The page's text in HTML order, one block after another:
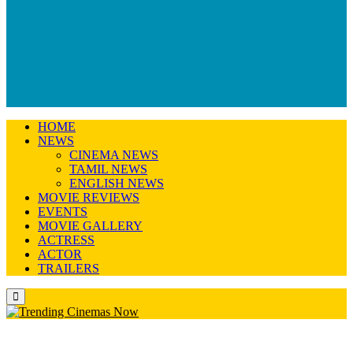
HOME
NEWS
CINEMA NEWS
TAMIL NEWS
ENGLISH NEWS
MOVIE REVIEWS
EVENTS
MOVIE GALLERY
ACTRESS
ACTOR
TRAILERS
Primary
Menu